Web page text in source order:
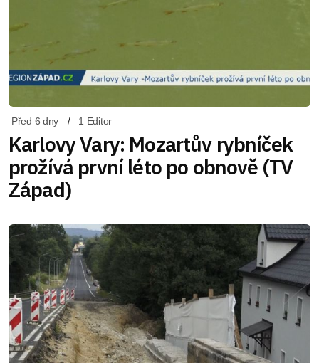
Před 6 dny 1 Editor
Karlovy Vary: Mozartův rybníček
prožívá první léto po obnově (TV
Západ)